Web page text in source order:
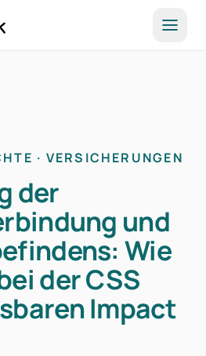
· VERSICHERUNGEN
der
und
Wie
der CSS
Impact